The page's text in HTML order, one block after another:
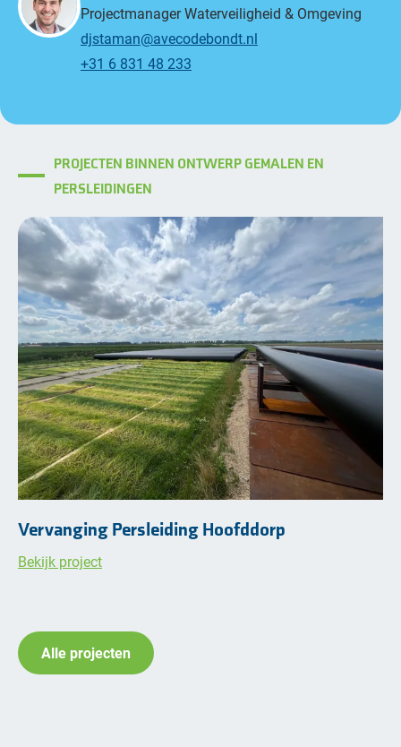
Projectmanager Waterveiligheid & Omgeving
djstaman@avecodebondt.nl
+31 6 831 48 233
PROJECTEN BINNEN ONTWERP GEMALEN EN
PERSLEIDINGEN
Vervanging Persleiding Hoofddorp
Bekijk project
Alle projecten